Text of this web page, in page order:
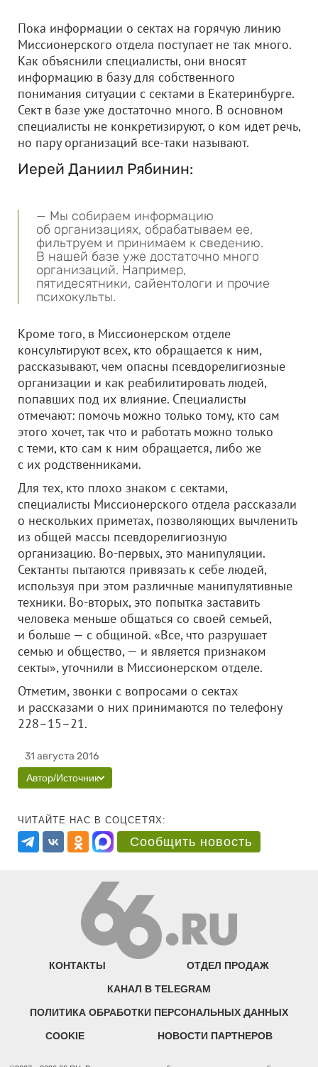
Пока информации о сектах на горячую линию
Миссионерского отдела поступает не так много.
Как объяснили специалисты, они вносят
информацию в базу для собственного
понимания ситуации с сектами в Екатеринбурге.
Сект в базе уже достаточно много. В основном
специалисты не конкретизируют, о ком идет речь,
но пару организаций все-таки называют.
Иерей Даниил Рябинин:
— Мы собираем информацию
об организациях, обрабатываем ее,
фильтруем и принимаем к сведению.
В нашей базе уже достаточно много
организаций. Например,
пятидесятники, сайентологи и прочие
психокульты.
Кроме того, в Миссионерском отделе
консультируют всех, кто обращается к ним,
рассказывают, чем опасны псевдорелигиозные
организации и как реабилитировать людей,
попавших под их влияние. Специалисты
отмечают: помочь можно только тому, кто сам
этого хочет, так что и работать можно только
с теми, кто сам к ним обращается, либо же
с их родственниками.
Для тех, кто плохо знаком с сектами,
специалисты Миссионерского отдела рассказали
о нескольких приметах, позволяющих вычленить
из общей массы псевдорелигиозную
организацию. Во-первых, это манипуляции.
Сектанты пытаются привязать к себе людей,
используя при этом различные манипулятивные
техники. Во-вторых, это попытка заставить
человека меньше общаться со своей семьей,
и больше — с общиной. «Все, что разрушает
семью и общество, — и является признаком
секты», уточнили в Миссионерском отделе.
Отметим, звонки с вопросами о сектах
и рассказами о них принимаются по телефону
228–15–21.
31 августа 2016
Автор/Источник
ЧИТАЙТЕ НАС В СОЦСЕТЯХ:
Сообщить новость
КОНТАКТЫ ОТДЕЛ ПРОДАЖ
КАНАЛ В TELEGRAM
ПОЛИТИКА ОБРАБОТКИ ПЕРСОНАЛЬНЫХ ДАННЫХ
COOKIE НОВОСТИ ПАРТНЕРОВ